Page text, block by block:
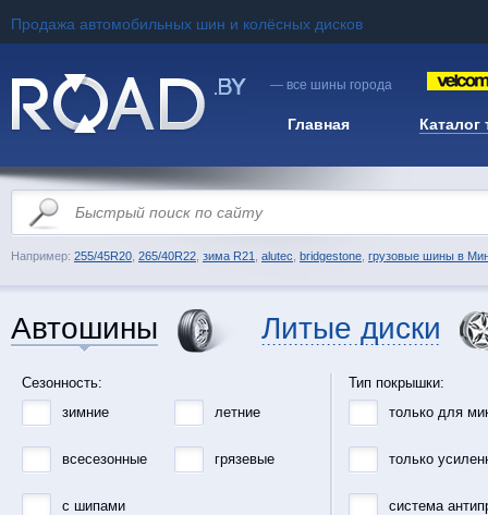
Продажа автомобильных шин и колёсных дисков
— все шины города
Главная Каталог
Например: 255/45R20 265/40R22 зима R21 alutec bridgestone грузовые шины в
Автошины Литые диски
Сезонность:
зимние
летние
всесезонные грязевые
с шипами
Тип покрышки:
только для
только
система